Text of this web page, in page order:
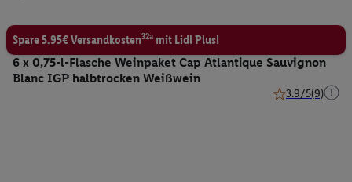
Spare 5.95€ Versandkosten32a mit Lidl Plus!
6 x 0,75-l-Flasche Weinpaket Cap Atlantique Sauvignon
Blanc IGP halbtrocken Weißwein
3.9/5(9)